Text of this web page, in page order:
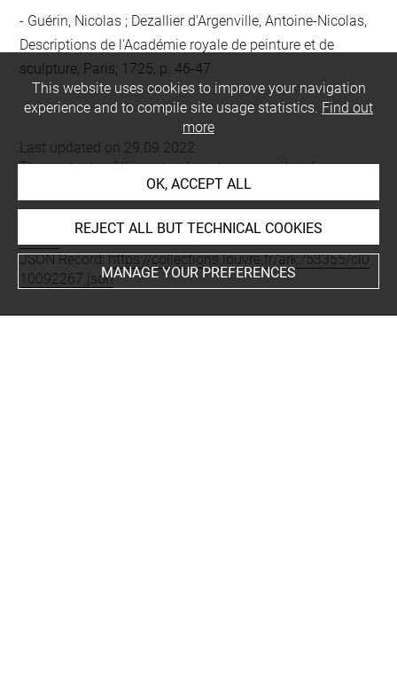
Guérin, Nicolas ; Dezallier d'Argenville, Antoine-Nicolas,
Descriptions de l'Académie royale de peinture et de
sculpture, Paris, 1725, p. 46-47
Last updated on 29.09.2022
The contents of this entry do not necessarily take
account of the latest data.
Permalink:https://collections.louvre.fr/ark:/53355/cl0100
JSON Record:https://collections.louvre.fr/ark:/53355/cl0
10092267.json
This website uses cookies to improve your navigation
experience and to compile site usage statistics. Find out
more
OK, ACCEPT ALL
REJECT ALL BUT TECHNICAL COOKIES
MANAGE YOUR PREFERENCES